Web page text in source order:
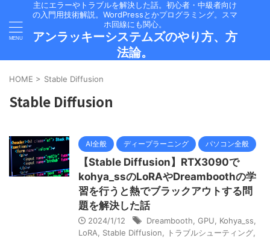
主にエラーやトラブルを解決した話。初心者・中級者向け
の入門用技術解説。WordPressとかプログラミング。スマ
ホ回線にも関心。
アンラッキーシステムズのやり方、方
法論。
HOME > Stable Diffusion
Stable Diffusion
AI全般 ディープラーニング パソコン全般
【Stable Diffusion】RTX3090で
kohya_ssのLoRAやDreamboothの学
習を行うと熱でブラックアウトする問
題を解決した話
2024/1/12 Dreambooth GPU Kohya_ss
LoRA
Stable Diffusion トラブルシューティング